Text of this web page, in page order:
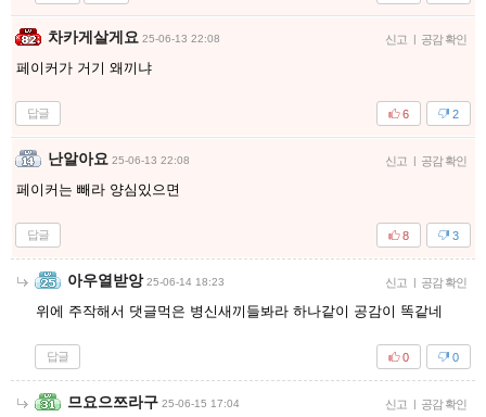
차카게살게요 25-06-13 22:08 신고 | 공감 확인
페이커가 거기 왜끼냐
답글 2
6
난알아요 25-06-13 22:08 신고 | 공감 확인
페이커는 빼라 양심있으면
답글 3
8
아우열받앙 25-06-14 18:23 신고 | 공감 확인
위에 주작해서 댓글먹은 병신새끼들봐라 하나같이 공감이 똑같네
답글 0
0
므요으쯔라구 25-06-15 17:04 신고 | 공감 확인